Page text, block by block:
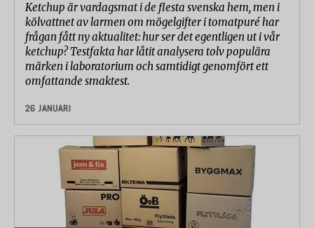
Ketchup är vardagsmat i de flesta svenska hem, men i
kölvattnet av larmen om mögelgifter i tomatpuré har
frågan fått ny aktualitet: hur ser det egentligen ut i vår
ketchup? Testfakta har låtit analysera tolv populära
märken i laboratorium och samtidigt genomfört ett
omfattande smaktest.
26 JANUARI